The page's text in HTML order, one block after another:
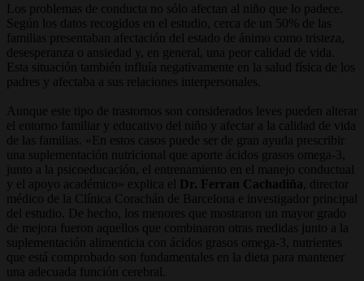
Los problemas de conducta no sólo afectan al niño que lo padece.
Según los datos recogidos en el estudio, cerca de un 50% de las
familias presentaban afectación del estado de ánimo como tristeza,
desesperanza o ansiedad y, en general, una peor calidad de vida.
Esta situación también influía negativamente en la salud física de los
padres y afectaba a sus relaciones interpersonales.
Aunque este tipo de trastornos son considerados leves pueden alterar
el entorno familiar y educativo del niño y afectar a la calidad de vida
de las familias. «En estos casos puede ser de gran ayuda prescribir
una suplementación nutricional que aporte ácidos grasos omega-3,
junto a la psicoeducación, el entrenamiento en el manejo conductual
y el apoyo académico» explica el
Dr. Ferran Cachadiña , director
médico de la Clínica Corachán de Barcelona e investigador principal
del estudio. De hecho, los menores que mostraron un mayor grado
de mejora fueron aquellos que combinaron otras medidas junto a la
suplementación alimenticia con ácidos grasos omega-3, nutrientes
que está comprobado son fundamentales en la dieta para mantener
una adecuada función cerebral.